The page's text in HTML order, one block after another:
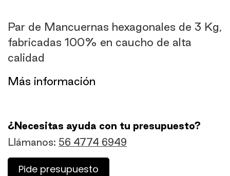
Par de Mancuernas hexagonales de 3 Kg,
fabricadas 100% en caucho de alta
calidad
​Más información
¿Necesitas ayuda con tu presupuesto?
Llámanos: 56 4774 6949
Pide presupuesto